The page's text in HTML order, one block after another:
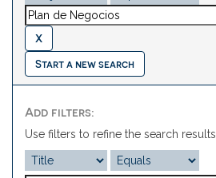
Start a new search
Add filters:
Use filters to refine the search results.